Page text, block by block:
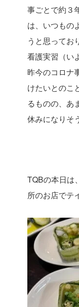
事ごとで約３
は、いつもの
うと思ってお
看護実習（い
昨今のコロナ
けたいとのこ
るものの、あ
休みになりそ
TQBの本日は
所のお店でテ